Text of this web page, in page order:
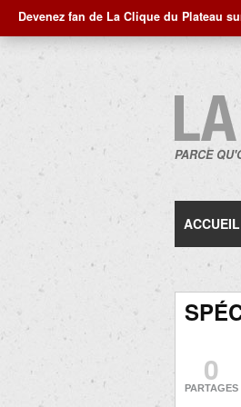
Devenez fan de La Clique du Plateau
PARCE
ACCUEIL
0
PARTAGES